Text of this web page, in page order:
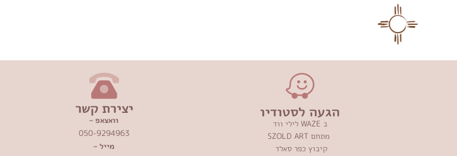
הגעה לסטודיו
ב WAZE לילי ווד
מתחם SZOLD ART
קיבוץ כפר סאלד
יצירת קשר
וואצאפ –
050-9294963
מייל –